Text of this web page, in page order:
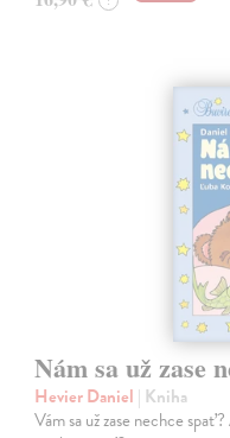
Nám sa už zase
Hevier Daniel | Kniha
Vám sa už zase nechce